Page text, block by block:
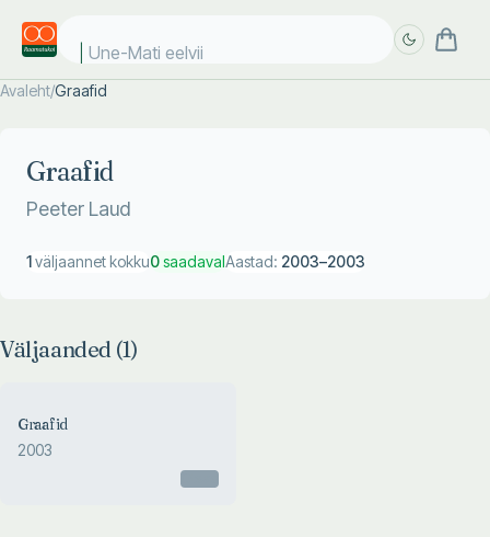
Une-Mati eelviim
Avaleht/Graafid
Graafid
Peeter Laud
1väljaannet kokku0saadavalAastad: 2003–2003
Väljaanded (1)
Graafid
2003